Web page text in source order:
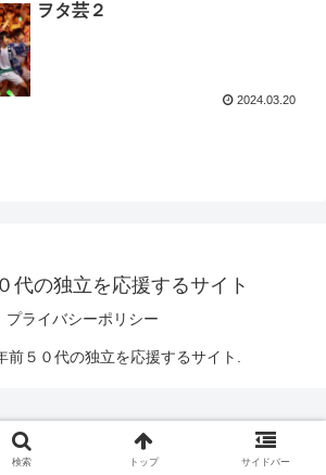
ヲタ芸２
2024.03.20
代の独立を応援するサイト
プライバシーポリシー
前５０代の独立を応援するサイト.
検索 トップ サイドバー